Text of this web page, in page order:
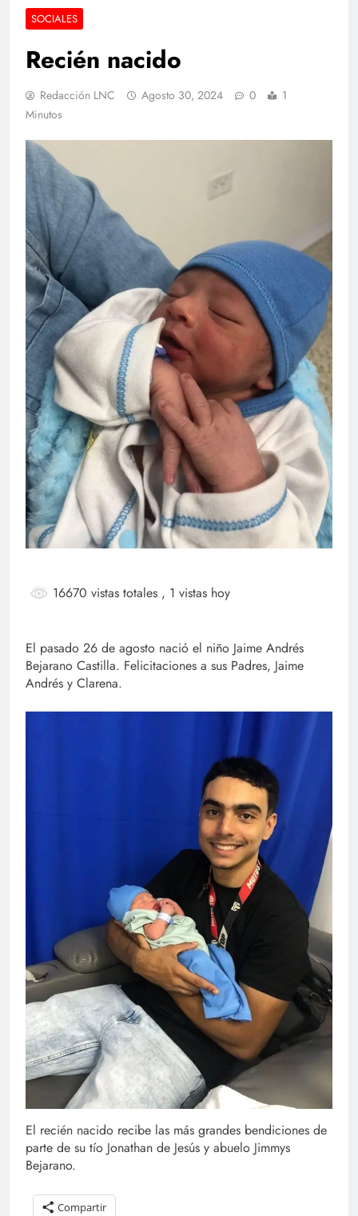
SOCIALES
Recién nacido
Redacción LNC Agosto 30, 2024 0
1
Minutos
16670 vistas totales , 1 vistas hoy
El pasado 26 de agosto nació el niño Jaime Andrés
Bejarano Castilla. Felicitaciones a sus Padres, Jaime
Andrés y Clarena.
El recién nacido recibe las más grandes bendiciones de
parte de su tío Jonathan de Jesús y abuelo Jimmys
Bejarano.
Compartir